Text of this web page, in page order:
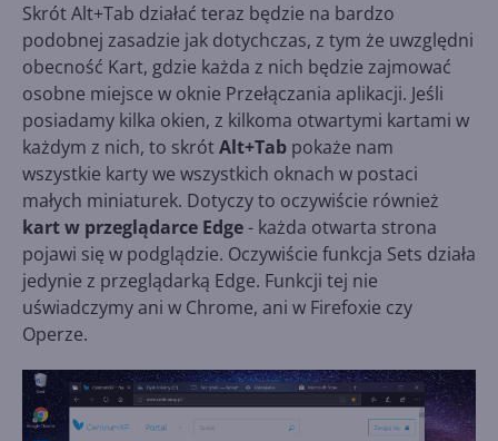
Skrót Alt+Tab działać teraz będzie na bardzo
podobnej zasadzie jak dotychczas, z tym że uwzględni
obecność Kart, gdzie każda z nich będzie zajmować
osobne miejsce w oknie Przełączania aplikacji. Jeśli
posiadamy kilka okien, z kilkoma otwartymi kartami w
każdym z nich, to skrótAlt+Tab pokaże nam
wszystkie karty we wszystkich oknach w postaci
małych miniaturek. Dotyczy to oczywiście również
kart w przeglądarce Edge- każda otwarta strona
pojawi się w podglądzie. Oczywiście funkcja Sets działa
jedynie z przeglądarką Edge. Funkcji tej nie
uświadczymy ani w Chrome, ani w Firefoxie czy
Operze.